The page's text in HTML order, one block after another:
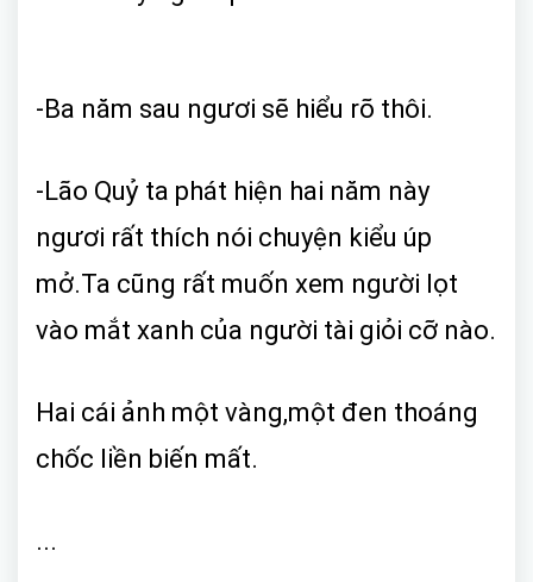
-Ba năm sau ngươi sẽ hiểu rõ thôi.
-Lão Quỷ ta phát hiện hai năm này
ngươi rất thích nói chuyện kiểu úp
mở.Ta cũng rất muốn xem người lọt
vào mắt xanh của người tài giỏi cỡ nào.
Hai cái ảnh một vàng,một đen thoáng
chốc liền biến mất.
...